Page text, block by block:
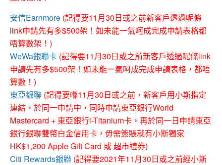
安信Earnmore (記得要11月30日或之前新客戶透過呢條
link申請先有多$500架！如未能一氣呵成完成申請表格都
唔算數架！)
WeWa銀聯卡 (記得要11月30日或之前新客戶透過呢條link
申請先有多$500架！如未能一氣呵成完成申請表格，都唔
算數！)
東亞銀聯 (記得要喺11月30日或之前，新客戶用小斯指定
連結，於同一申請中，同時申請東亞銀行World
Mastercard + 東亞銀行i-Titanium卡，再於同一日申請東亞
銀行銀聯雙幣白金信用卡，毋需簽賬就有小斯獨家
HK$1,200 Apple Gift Card 或 超市禮券)
Citi Rewards銀聯 (記得要2021年11月30日或之前經小斯